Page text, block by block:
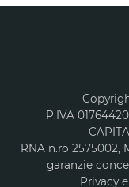
P.IVA
RNA n.ro 2575002,
garanzie
Privacy